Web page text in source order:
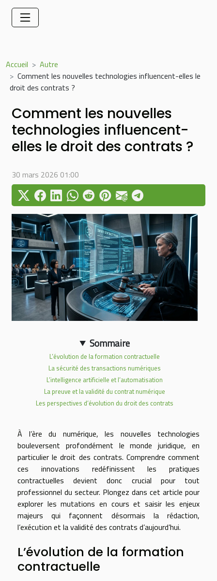
Accueil
Autre
Comment les nouvelles technologies influencent-elles le
droit des contrats ?
Comment les nouvelles
technologies influencent-
elles le droit des contrats ?
30 mars 2026 01:00
Sommaire
L’évolution de la formation contractuelle
La sécurité des transactions numériques
L’intelligence artificielle et l’automatisation
La preuve et la validité du contrat numérique
Les perspectives d’évolution du droit des contrats
À l’ère du numérique, les nouvelles technologies
bouleversent profondément le monde juridique, en
particulier le droit des contrats. Comprendre comment
ces innovations redéfinissent les pratiques
contractuelles devient donc crucial pour tout
professionnel du secteur. Plongez dans cet article pour
explorer les mutations en cours et saisir les enjeux
majeurs qui façonnent désormais la rédaction,
l’exécution et la validité des contrats d’aujourd’hui.
L’évolution de la formation
contractuelle